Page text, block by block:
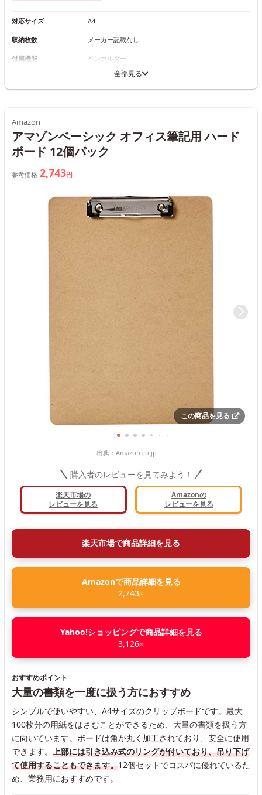
対応サイズ A4
収納枚数 メーカー記載なし
付属機能 ペンホルダー
全部見る
Amazon
アマゾンベーシック オフィス筆記用 ハード
ボード 12個パック
参考価格 2,743円
この商品を見る
出典： Amazon.co.jp
購入者のレビューを見てみよう！
楽天市場の
レビューを見る
Amazonの
レビューを見る
楽天市場で商品詳細を見る
Amazonで商品詳細を見る
2,743円
Yahoo!ショッピングで商品詳細を見る
3,126円
おすすめポイント
大量の書類を一度に扱う方におすすめ
シンプルで使いやすい、A4サイズのクリップボードです。最大
100枚分の用紙をはさむことができるため、大量の書類を扱う方
に向いています。ボードは角が丸く加工されており、安全に使用
できます。 上部には引き込み式のリングが付いており、吊り下げ
て使用することもできます。12個セットでコスパに優れているた
め、業務用におすすめです。